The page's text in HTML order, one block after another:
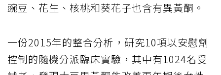
豌豆、花生、核桃和葵花子也含有異黃酮。
一份2015年的整合分析，研究10項以安慰劑
控制的隨機分派臨床實驗，其中有1024名受